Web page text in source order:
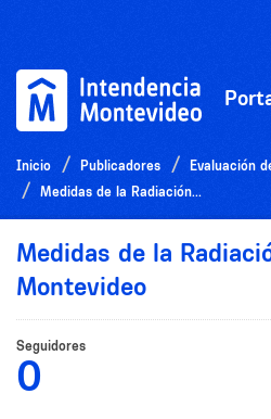
Inicio Publicadores
Evaluación
Medidas de la Radiación...
Medidas de la
Montevideo
Seguidores
0